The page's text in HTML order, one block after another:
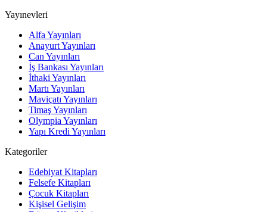
Yayınevleri
Alfa Yayınları
Anayurt Yayınları
Can Yayınları
İş Bankası Yayınları
İthaki Yayınları
Martı Yayınları
Maviçatı Yayınları
Timaş Yayınları
Olympia Yayınları
Yapı Kredi Yayınları
Kategoriler
Edebiyat Kitapları
Felsefe Kitapları
Çocuk Kitapları
Kişisel Gelişim